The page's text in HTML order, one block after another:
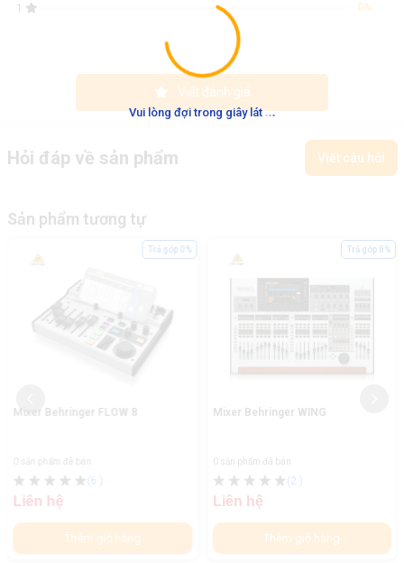
Vui lòng đợi trong giây lát...
1
0%
Viết đánh giá
Hỏi đáp về sản phẩm Viết câu hỏi
Sản phẩm tương tự
Mixer Behringer FLOW 8
0 sản phẩm đã bán
(6
Liên hệ
Thêm giỏ hàng
Trả góp 0%
Mixer Behringer WING
0 sản phẩm đã bán
(2 )
Liên hệ
Thêm giỏ hàng
Trả góp 0%